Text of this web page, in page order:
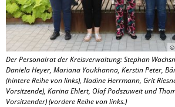
©
Der Personalrat der Kreisverwaltung: Stephan
Daniela Heyer, Mariana Youkhanna, Kerstin Peter,
(hintere Reihe von links), Nadine Herrmann, Grit
Vorsitzende), Karina Ehlert, Olaf Podszuweit und
Vorsitzender) (vordere Reihe von links.)